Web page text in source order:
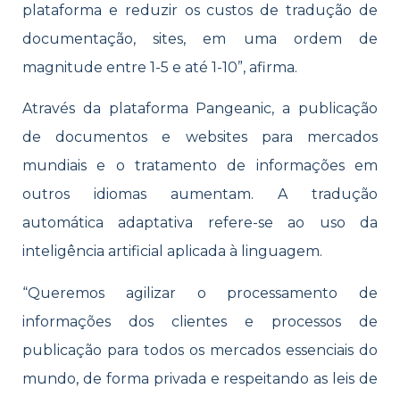
plataforma e reduzir os custos de tradução de
documentação, sites, em uma ordem de
magnitude entre 1-5 e até 1-10”, afirma.
Através da plataforma Pangeanic, a publicação
de documentos e websites para mercados
mundiais e o tratamento de informações em
outros idiomas aumentam. A tradução
automática adaptativa refere-se ao uso da
inteligência artificial aplicada à linguagem.
“Queremos agilizar o processamento de
informações dos clientes e processos de
publicação para todos os mercados essenciais do
mundo, de forma privada e respeitando as leis de